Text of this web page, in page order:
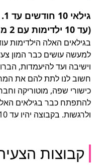
גילאי 10 חודשים עד 1.
(עד 10 ילדימות עם 2 מחנכות)
בגילאים האלה הילדימות
למעשה עושים כבר המון
וישיבה ועד להיעמדות,
חשוב לנו לתת להם את
כישורי שפה, מוטוריקה
להתפתח כבר בגילאים
ולרגשות. בקבוצה יהיו עד 10 ילדימות עם שתי מחנכות.
קבוצות